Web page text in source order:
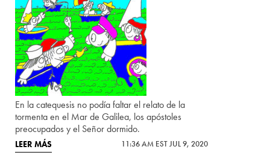
En la catequesis no podía faltar el relato de la
tormenta en el Mar de Galilea, los apóstoles
preocupados y el Señor dormido.
LEER MÁS 11:36 AM EST JUL 9, 2020